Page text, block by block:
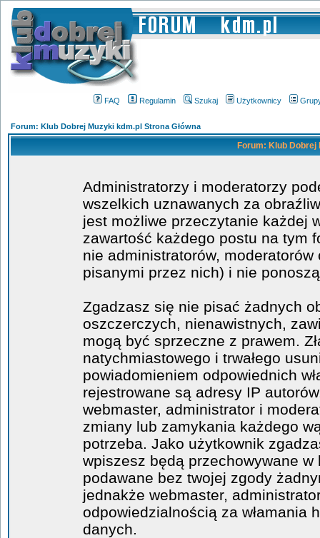
FAQ Regulamin Szukaj Użytkownicy
Forum: Klub Dobrej Muzyki kdm.pl Strona Główna
Forum: Klub
Administratorzy i moderatorzy
wszelkich uznawanych za
jest możliwe przeczytanie każdej
zawartość każdego postu na tym
nie administratorów,
pisanymi przez nich) i nie
Zgadzasz się nie pisać żadnych
oszczerczych, nienawistnych,
mogą być sprzeczne z prawem.
natychmiastowego i trwałego
powiadomieniem odpowiednich
rejestrowane są adresy IP
webmaster, administrator i
zmiany lub zamykania każdego
potrzeba. Jako użytkownik
wpiszesz będą przechowywane
podawane bez twojej zgody
jednakże webmaster,
odpowiedzialnością za włamania
danych.